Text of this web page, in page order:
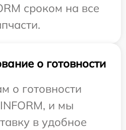
сроком на все
о готовности
о готовности
и мы
в удобное